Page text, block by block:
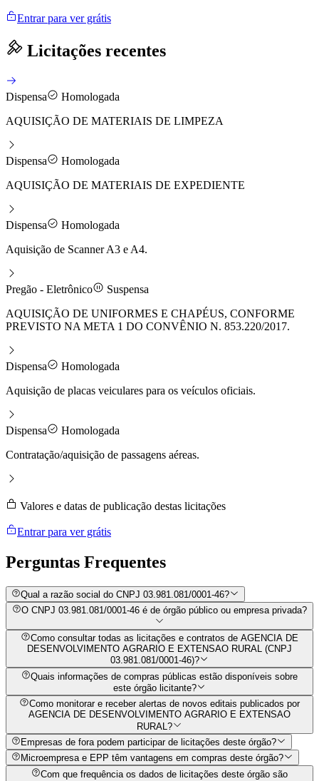
Entrar para ver grátis
Licitações recentes
Dispensa
Homologada
AQUISIÇÃO DE MATERIAIS DE LIMPEZA
Dispensa
Homologada
AQUISIÇÃO DE MATERIAIS DE EXPEDIENTE
Dispensa
Homologada
Aquisição de Scanner A3 e A4.
Pregão - Eletrônico
Suspensa
AQUISIÇÃO DE UNIFORMES E CHAPÉUS, CONFORME
PREVISTO NA META 1 DO CONVÊNIO N. 853.220/2017.
Dispensa
Homologada
Aquisição de placas veiculares para os veículos oficiais.
Dispensa
Homologada
Contratação/aquisição de passagens aéreas.
Valores e datas de publicação destas licitações
Entrar para ver grátis
Perguntas Frequentes
Qual a razão social do CNPJ 03.981.081/0001-46?
O CNPJ 03.981.081/0001-46 é de órgão público ou empresa privada?
Como consultar todas as licitações e contratos de AGENCIA DE
DESENVOLVIMENTO AGRARIO E EXTENSAO RURAL (CNPJ
03.981.081/0001-46)?
Quais informações de compras públicas estão disponíveis sobre
este órgão licitante?
Como monitorar e receber alertas de novos editais publicados por
AGENCIA DE DESENVOLVIMENTO AGRARIO E EXTENSAO
RURAL?
Empresas de fora podem participar de licitações deste órgão?
Microempresa e EPP têm vantagens em compras deste órgão?
Com que frequência os dados de licitações deste órgão são